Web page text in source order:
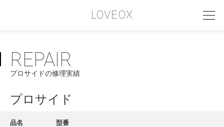
LOVEOX
PHILOSOPHY
フィロソフィー
COMPANY PROFILE
REPAIR
プロサイドの修理実績
プロサイド
品名 型番